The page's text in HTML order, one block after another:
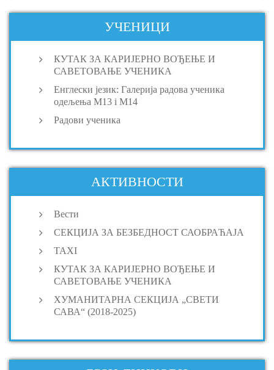
УЧЕНИЦИ
КУТАК ЗА КАРИЈЕРНО ВОЂЕЊЕ И
САВЕТОВАЊЕ УЧЕНИКА
Енглески језик: Галерија радова ученика
одељења M13 i M14
Радови ученика
АКТИВНОСТИ
Вести
СЕКЦИЈА ЗА БЕЗБЕДНОСТ САОБРАЋАЈА
TAXI
КУТАК ЗА КАРИЈЕРНО ВОЂЕЊЕ И
САВЕТОВАЊЕ УЧЕНИКА
ХУМАНИТАРНА СЕКЦИЈА „СВЕТИ
САВА“ (2018-2025)